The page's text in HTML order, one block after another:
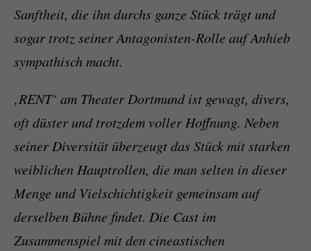
Sanftheit, die ihn durchs ganze Stück trägt und
sogar trotz seiner Antagonisten-Rolle auf Anhieb
sympathisch macht.
‚RENT‘ am Theater Dortmund ist gewagt, divers,
oft düster und trotzdem voller Hoffnung. Neben
seiner Diversität überzeugt das Stück mit starken
weiblichen Hauptrollen, die man selten in dieser
Menge und Vielschichtigkeit gemeinsam auf
derselben Bühne findet. Die Cast im
Zusammenspiel mit den cineastischen